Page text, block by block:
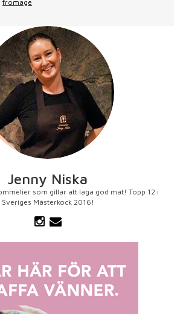
fromage
Jenny Niska
som gillar att laga god mat! Topp 12 i
Sveriges Mästerkock 2016!